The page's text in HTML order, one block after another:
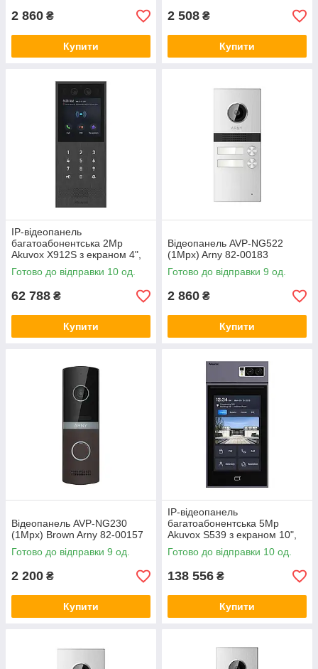
2 860 ₴
Купити
2 508 ₴
Купити
IP-відеопанель
багатоабонентська 2Mp
Akuvox X912S з екраном 4",
розпізнаванням облич та
зчитувачем EM-
Готово до відправки 10 од.
62 788 ₴
Купити
Відеопанель AVP-NG522
(1Mpx) Arny 82-00183
Готово до відправки 9 од.
2 860 ₴
Купити
Відеопанель AVP-NG230
(1Mpx) Brown Arny 82-00157
Готово до відправки 9 од.
2 200 ₴
Купити
IP-відеопанель
багатоабонентська 5Mp
Akuvox S539 з екраном 10",
розпізнаванням облич та
зчитувачем EM-
Готово до відправки 10 од.
138 556 ₴
Купити